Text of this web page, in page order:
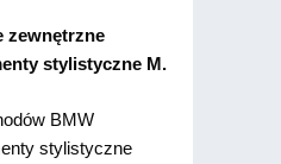
zewnętrzne
stylistyczne M.
BMW
stylistyczne